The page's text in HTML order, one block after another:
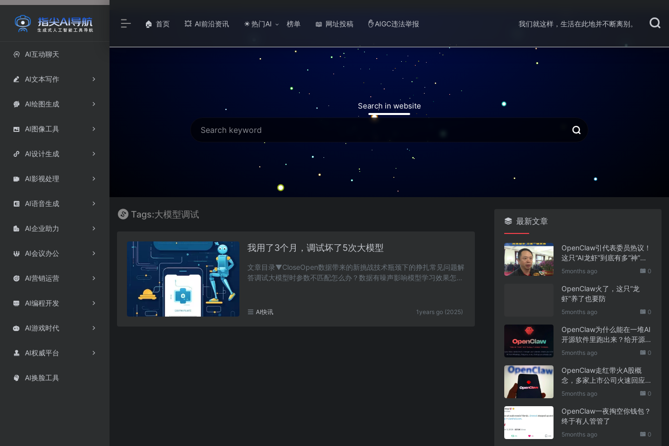
 AI互动聊天
 AI文本写作
 AI绘图生成
 AI图像工具
 AI设计生成
 AI影视处理
 AI语音生成
 AI企业助力
 AI会议办公
 AI营销运营
 AI编程开发
 AI游戏时代
 AI权威平台
 AI换脸工具
🏠 首页 💥 AI前沿资讯 ☀ 热门AI 榜单 📖 网址投稿 ✋ AIGC违法举报 我们就这样，生活在此地并不断离别。
Search in website
Tags:大模型调试
我用了3个月，调试坏了5次大模型
文章目录▼CloseOpen数据带来的新挑战技术瓶颈下的挣扎常见问题解
答调试大模型时参数不匹配怎么办？数据有噪声影响模型学习效果怎么
AI快讯 1years go (2025)
最新文章
OpenClaw引代表委员热议！
这只“AI龙虾”到底有多“神”？
｜科技观察
5months ago 0
OpenClaw火了，这只“龙
虾”养了也要防
5months ago 0
OpenClaw为什么能在一堆AI
开源软件里跑出来？给开源
项目的三点启示
5months ago 0
OpenClaw走红带火A股概
念，多家上市公司火速回应
业务布局
5months ago 0
OpenClaw一夜掏空你钱包？
终于有人管管了
5months ago 0